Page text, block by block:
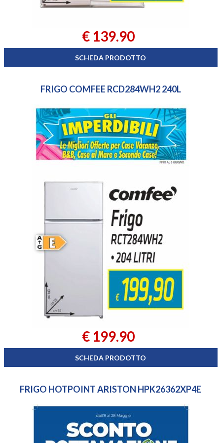
€ 139.90
SCHEDA PRODOTTO
FRIGO COMFEE RCD284WH2 240L
€ 199.90
SCHEDA PRODOTTO
FRIGO HOTPOINT ARISTON HPK26362XP4E